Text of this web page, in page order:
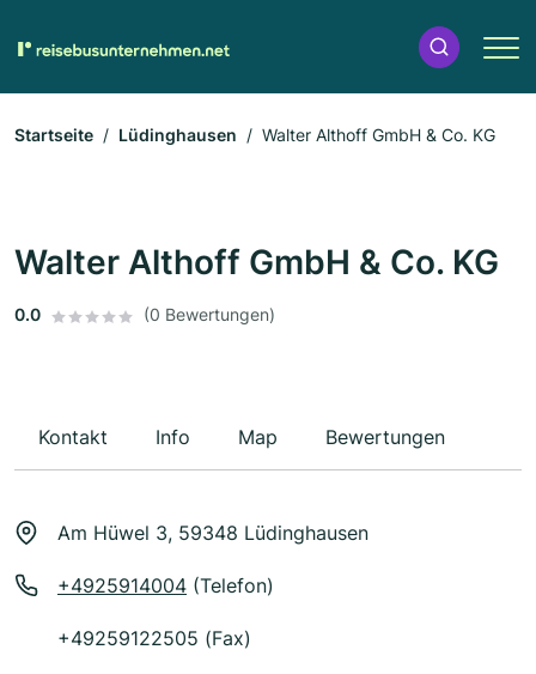
Startseite Lüdinghausen Walter Althoff GmbH & Co. KG
Walter Althoff GmbH & Co. KG
0.0 (0 Bewertungen)
Kontakt Info Map Bewertungen
Am Hüwel 3, 59348 Lüdinghausen
+4925914004 (Telefon)
+49259122505 (Fax)